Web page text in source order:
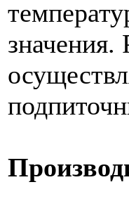
значения.